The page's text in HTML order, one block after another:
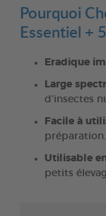
Pourquoi
Essentiel +
Eradique
Large
d’insectes
Facile à
préparation.
Utilisable
petits